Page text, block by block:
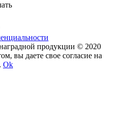
продукции © 2020
вы даете свое согласие на
Ok